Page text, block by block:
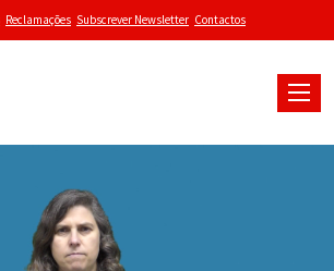
Reclamações Subscrever Newsletter Contactos
Toggle